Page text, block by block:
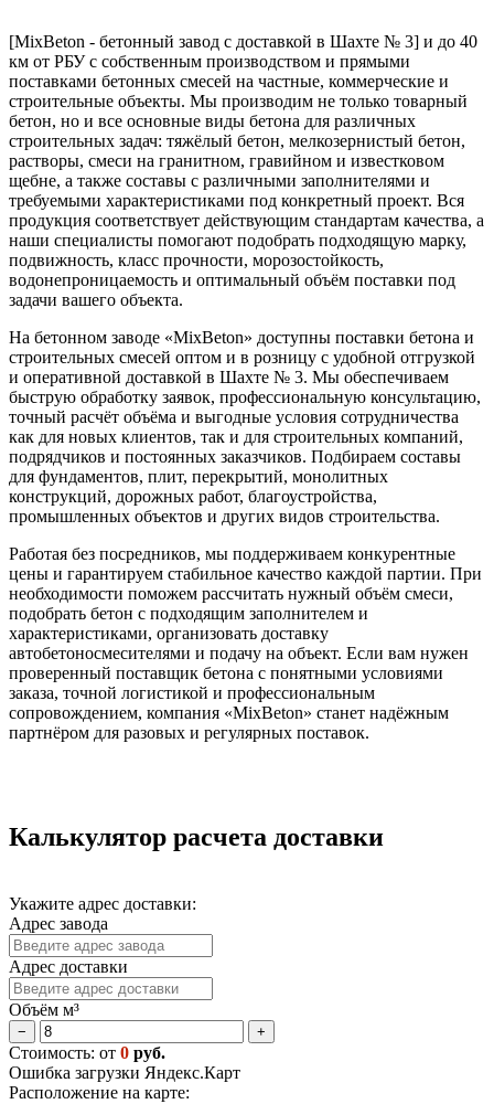
[MixBeton - бетонный завод с доставкой в Шахте № 3] и до 40
км от РБУ с собственным производством и прямыми
поставками бетонных смесей на частные, коммерческие и
строительные объекты. Мы производим не только товарный
бетон, но и все основные виды бетона для различных
строительных задач: тяжёлый бетон, мелкозернистый бетон,
растворы, смеси на гранитном, гравийном и известковом
щебне, а также составы с различными заполнителями и
требуемыми характеристиками под конкретный проект. Вся
продукция соответствует действующим стандартам качества, а
наши специалисты помогают подобрать подходящую марку,
подвижность, класс прочности, морозостойкость,
водонепроницаемость и оптимальный объём поставки под
задачи вашего объекта.
На бетонном заводе «MixBeton» доступны поставки бетона и
строительных смесей оптом и в розницу с удобной отгрузкой
и оперативной доставкой в Шахте № 3. Мы обеспечиваем
быструю обработку заявок, профессиональную консультацию,
точный расчёт объёма и выгодные условия сотрудничества
как для новых клиентов, так и для строительных компаний,
подрядчиков и постоянных заказчиков. Подбираем составы
для фундаментов, плит, перекрытий, монолитных
конструкций, дорожных работ, благоустройства,
промышленных объектов и других видов строительства.
Работая без посредников, мы поддерживаем конкурентные
цены и гарантируем стабильное качество каждой партии. При
необходимости поможем рассчитать нужный объём смеси,
подобрать бетон с подходящим заполнителем и
характеристиками, организовать доставку
автобетоносмесителями и подачу на объект. Если вам нужен
проверенный поставщик бетона с понятными условиями
заказа, точной логистикой и профессиональным
сопровождением, компания «MixBeton» станет надёжным
партнёром для разовых и регулярных поставок.
Калькулятор расчета доставки
Укажите адрес доставки:
Адрес завода
Адрес доставки
Объём м³
− +
Стоимость: от 0 руб.
Ошибка загрузки Яндекс.Карт
Расположение на карте: